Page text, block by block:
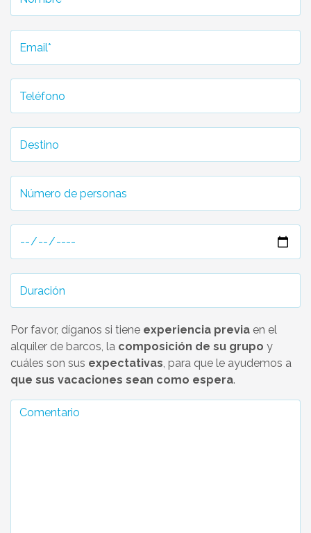
Por favor, díganos si tiene experiencia previa en el
alquiler de barcos, la composición de su grupo y
cuáles son sus expectativas, para que le ayudemos a
que sus vacaciones sean como espera.